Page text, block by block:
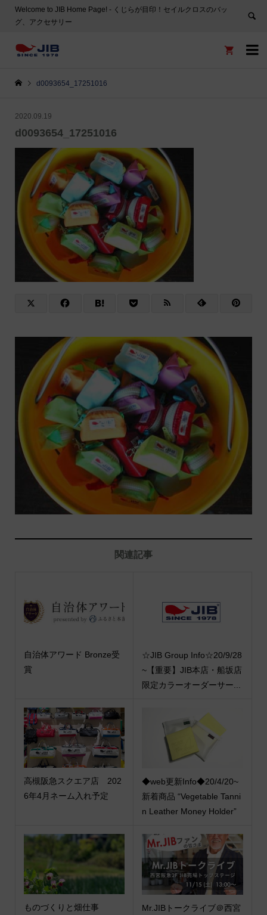
Welcome to JIB Home Page! ‐ くじらが目印！セイルクロスのバッ
グ、アクセサリー


d0093654_17251016
2020.09.19
d0093654_17251016
関連記事
自治体アワード Bronze受
賞
☆JIB Group Info☆20/9/28
~【重要】JIB本店・船坂店
限定カラーオーダーサー...
高槻阪急スクエア店 202
6年4月ネーム入れ予定
◆web更新Info◆20/4/20~
新着商品 “Vegetable Tanni
n Leather Money Holder”
ものづくりと畑仕事
Mr.JIBトークライブ＠西宮